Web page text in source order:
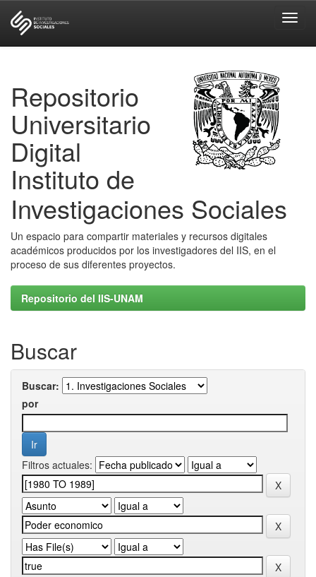
Repositorio
Universitario
Digital
Instituto de
Investigaciones Sociales
Un espacio para compartir materiales y recursos digitales
académicos producidos por los investigadores del IIS, en el
proceso de sus diferentes proyectos.
Repositorio del IIS-UNAM
Buscar
Buscar:
por
Filtros actuales: